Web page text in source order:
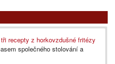
recepty z horkovzdušné fritézy
společného stolování a